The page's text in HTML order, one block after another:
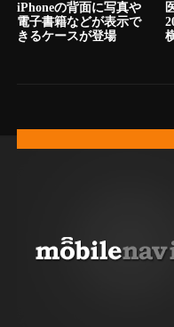
iPhoneの背面に写真や
電子書籍などが表示で
きるケースが登場